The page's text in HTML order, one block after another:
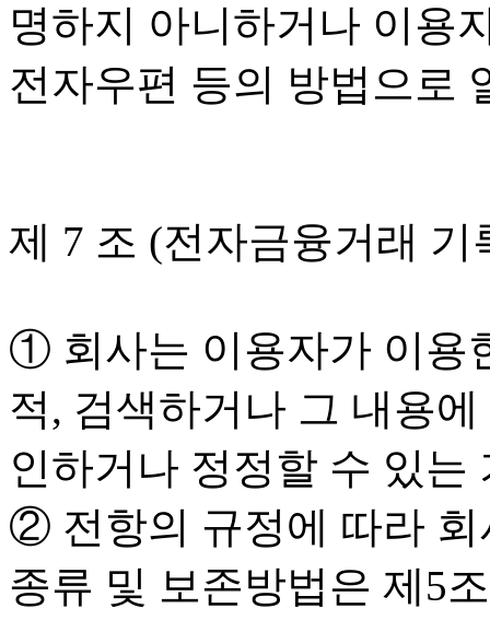
명하지 아니하거나 이용
전자우편 등의 방법으로
제 7 조 (전자금융거래
① 회사는 이용자가 이용
적, 검색하거나 그 내용
인하거나 정정할 수 있
② 전항의 규정에 따라 회
종류 및 보존방법은 제5